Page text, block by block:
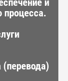
и
процесса.